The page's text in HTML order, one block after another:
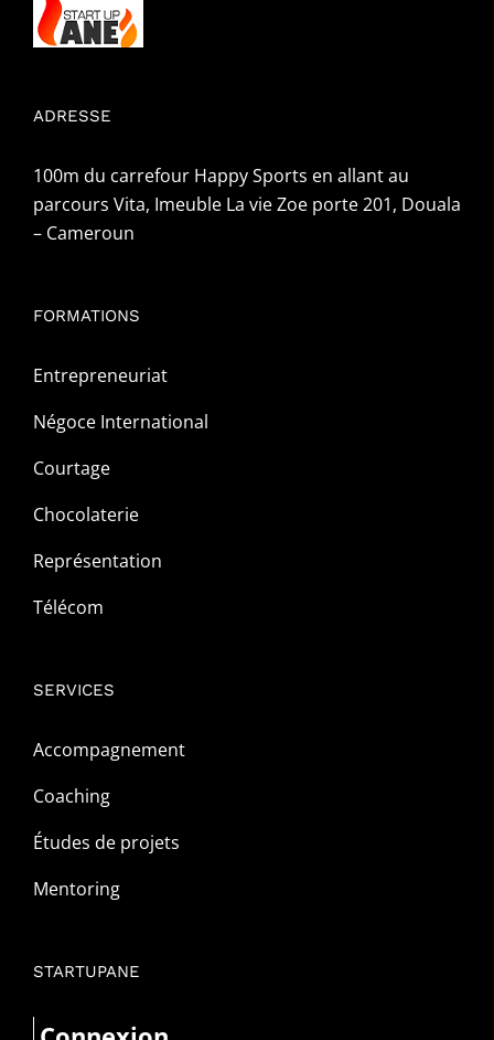
ADRESSE
100m du carrefour Happy Sports en allant au
parcours Vita, Imeuble La vie Zoe porte 201, Douala
– Cameroun
FORMATIONS
Entrepreneuriat
Négoce International
Courtage
Chocolaterie
Représentation
Télécom
SERVICES
Accompagnement
Coaching
Études de projets
Mentoring
STARTUPANE